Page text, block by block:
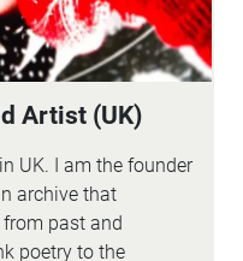
Artist (UK)
UK. I am the founder
archive that
past and
poetry to the